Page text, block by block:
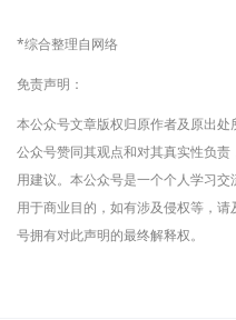
*综合整理自网络
免责声明：
本公众号文章版权归原作者及原出
公众号赞同其观点和对其真实性负
用建议。本公众号是一个个人学习
用于商业目的，如有涉及侵权等，
号拥有对此声明的最终解释权。